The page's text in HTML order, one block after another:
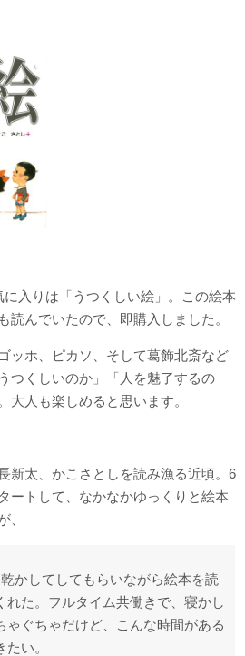
入りは「うつくしい絵」。この絵本
読んでいたので、即購入しました。
ッホ、ピカソ、そして葛飾北斎など
つくしいのか」「人を魅了するの
大人も楽しめると思います。
新太、かこさとしを読み漁る近頃。6
ートして、なかなかゆっくりと絵本
、
かしてしてもらいながら絵本を読
れた。フルタイム共働きで、寝かし
ゃぐちゃだけど、こんな時間がある
い。